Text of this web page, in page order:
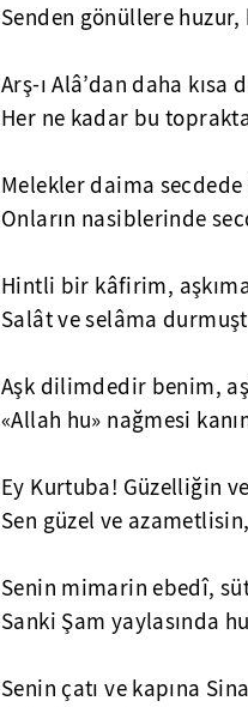
Senden gönüllere huzur,
Arş-ı Alâ’dan daha
Her ne kadar bu
Melekler daima
Onların nasiblerinde
Hintli bir kâfirim,
Salât ve selâma
Aşk dilimdedir benim,
«Allah hu» nağmesi
Ey Kurtuba! Güzelliğin
Sen güzel ve
Senin mimarin ebedî,
Sanki Şam yaylasında
Senin çatı ve kapına